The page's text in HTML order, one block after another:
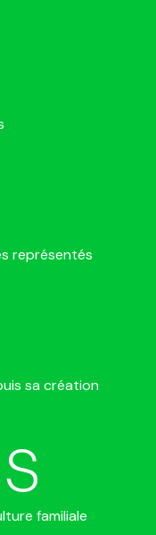
représentés
sa création
familiale